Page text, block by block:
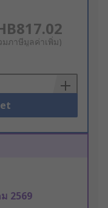
มภาษีมูลค่าเพิ่ม)
2569